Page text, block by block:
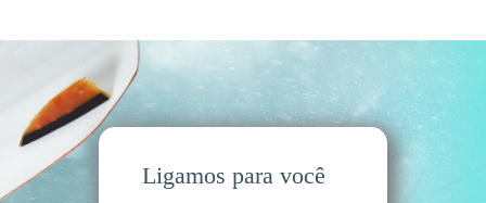
Ligamos para você